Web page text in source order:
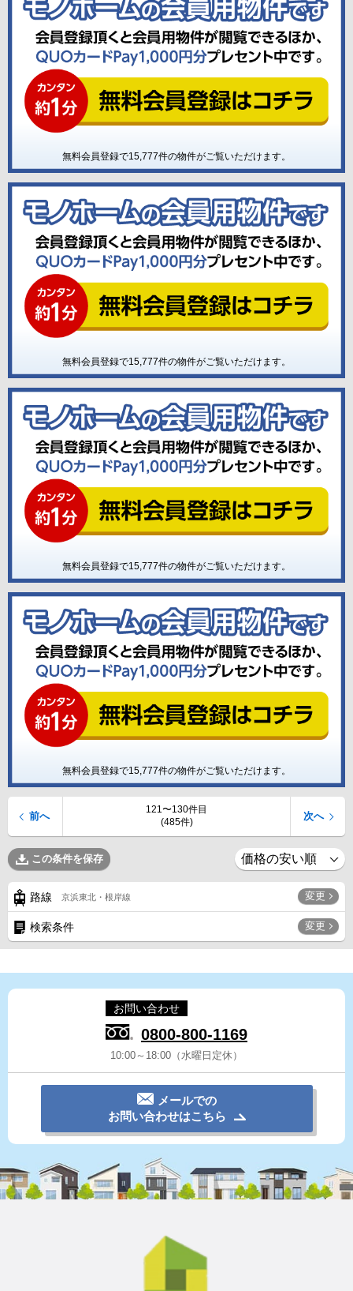
無料会員登録で15,777件の物件がご覧いただけます。
無料会員登録で15,777件の物件がご覧いただけます。
無料会員登録で15,777件の物件がご覧いただけます。
無料会員登録で15,777件の物件がご覧いただけます。
121〜130件目
(485件)
前へ 次へ
この条件を保存
路線 京浜東北・根岸線 変更
検索条件 変更
お問い合わせ
0800-800-1169
10:00～18:00（水曜日定休）
メールでの
お問い合わせはこちら